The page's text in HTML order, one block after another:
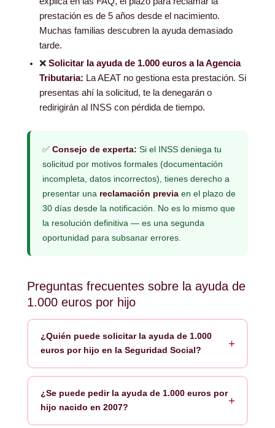
prestación es de 5 años desde el nacimiento.
Muchas familias descubren la ayuda demasiado
tarde.
❌ Solicitar la ayuda de 1.000 euros a la Agencia
Tributaria: La AEAT no gestiona esta prestación. Si
presentas ahí la solicitud, te la denegarán o
redirigirán al INSS con pérdida de tiempo.
✅ Consejo de experta: Si el INSS deniega tu
solicitud por motivos formales (documentación
incompleta, datos incorrectos), tienes derecho a
presentar una reclamación previa en el plazo de
30 días desde la notificación. No es lo mismo que
la resolución definitiva — es una segunda
oportunidad para subsanar errores.
Preguntas frecuentes sobre la ayuda de
1.000 euros por hijo
¿Quién puede solicitar la ayuda de 1.000
euros por hijo en la Seguridad Social?
¿Se puede pedir la ayuda de 1.000 euros por
hijo nacido en 2007?